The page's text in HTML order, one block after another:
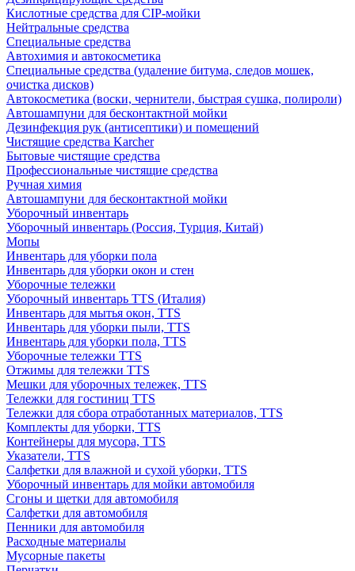
Кислотные средства для CIP-мойки
Нейтральные средства
Специальные средства
Автохимия и автокосметика
Специальные средства (удаление битума, следов мошек,
очистка дисков)
Автокосметика (воски, чернители, быстрая сушка, полироли)
Автошампуни для бесконтактной мойки
Дезинфекция рук (антисептики) и помещений
Чистящие средства Karcher
Бытовые чистящие средства
Профессиональные чистящие средства
Ручная химия
Автошампуни для бесконтактной мойки
Уборочный инвентарь
Уборочный инвентарь (Россия, Турция, Китай)
Мопы
Инвентарь для уборки пола
Инвентарь для уборки окон и стен
Уборочные тележки
Уборочный инвентарь TTS (Италия)
Инвентарь для мытья окон, TTS
Инвентарь для уборки пыли, TTS
Инвентарь для уборки пола, TTS
Уборочные тележки TTS
Отжимы для тележки TTS
Мешки для уборочных тележек, TTS
Тележки для гостиниц TTS
Тележки для сбора отработанных материалов, TTS
Комплекты для уборки, TTS
Контейнеры для мусора, TTS
Указатели, TTS
Салфетки для влажной и сухой уборки, TTS
Уборочный инвентарь для мойки автомобиля
Сгоны и щетки для автомобиля
Салфетки для автомобиля
Пенники для автомобиля
Расходные материалы
Мусорные пакеты